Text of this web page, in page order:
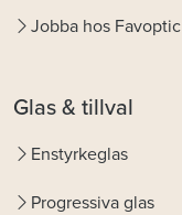
Jobba hos Favoptic
Glas & tillval
Enstyrkeglas
Progressiva glas